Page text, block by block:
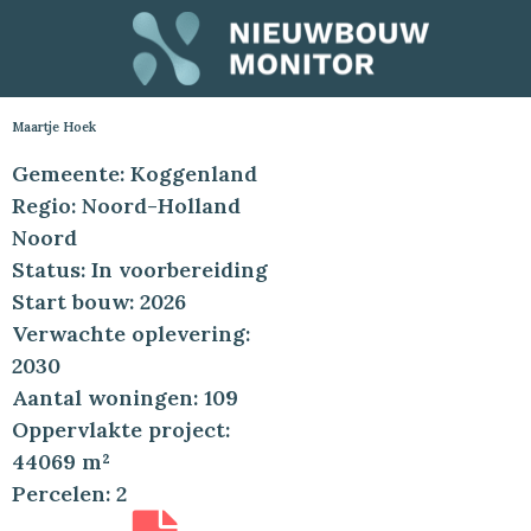
Maartje Hoek
Gemeente: Koggenland
Regio: Noord-Holland
Noord
Status: In voorbereiding
Start bouw: 2026
Verwachte oplevering:
2030
Aantal woningen: 109
Oppervlakte project:
44069 m²
Percelen: 2